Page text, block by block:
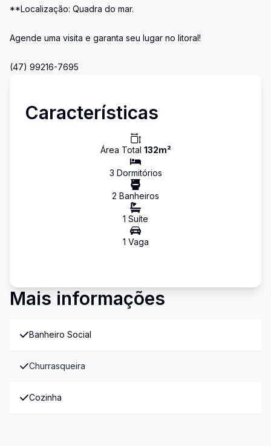
**Localização: Quadra do mar.
Agende uma visita e garanta seu lugar no litoral!
(47) 99216-7695
Características
Área Total 132m²
3 Dormitórios
2 Banheiros
1 Suíte
1 Vaga
Mais informações
Banheiro Social
Churrasqueira
Cozinha